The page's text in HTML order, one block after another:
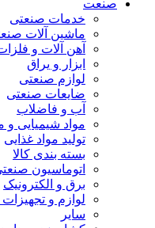
صنعت
خدمات صنعتی
ماشین آلات
آهن آلات و
ابزار و یراق
لوازم صنعتی
ضایعات صنعتی
آب و فاضلاب
مواد شیمیایی و
تولید مواد غذایی
بسته بندی کالا
اتوماسیون
برق و الکترونیک
لوازم و
سایر